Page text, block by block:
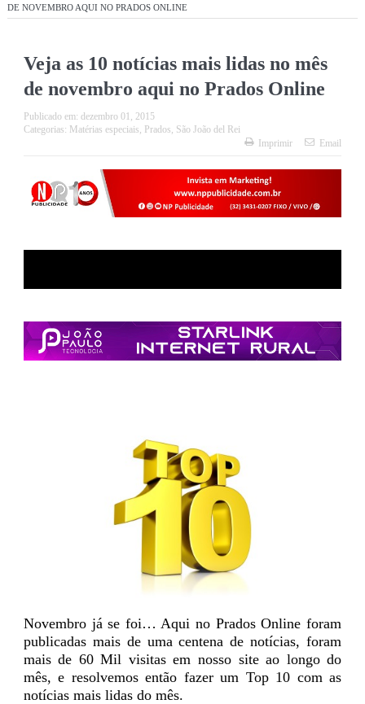
DE NOVEMBRO AQUI NO PRADOS ONLINE
Veja as 10 notícias mais lidas no mês
de novembro aqui no Prados Online
Publicado em: dezembro 01, 2015
Categorias: Matérias especiais, Prados, São João del Rei
Imprimir
Email
Novembro já se foi… Aqui no Prados Online foram
publicadas mais de uma centena de notícias, foram
mais de 60 Mil visitas em nosso site ao longo do
mês, e resolvemos então fazer um Top 10 com as
notícias mais lidas do mês.